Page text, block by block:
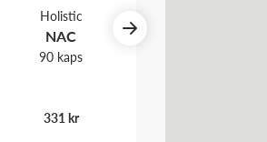
Holistic
NAC
90 kaps
331 kr